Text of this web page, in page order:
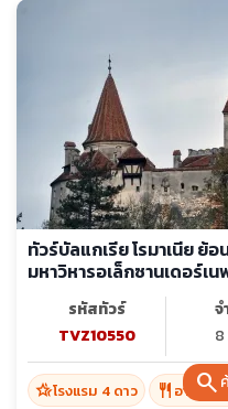
search
ทัวร์บัลแกเรีย โรมาเนีย ย้
มหาวิหารอเล็กซานเดอร์เ
รหัสทัวร์
TVZ10550
จ
8
hotel_classโรงแรม 4 ดาว restaurant อาหาร